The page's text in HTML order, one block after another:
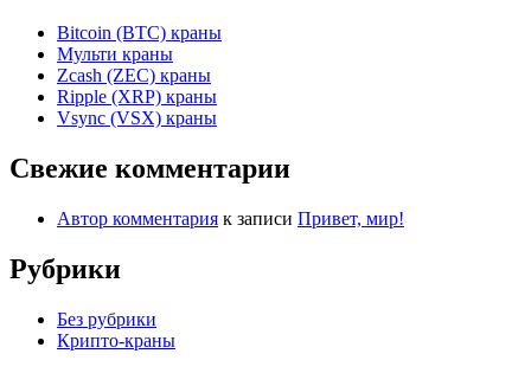
Bitcoin (BTC) краны
Мульти краны
Zcash (ZEC) краны
Ripple (XRP) краны
Vsync (VSX) краны
Свежие комментарии
Автор комментария к записи Привет, мир!
Рубрики
Без рубрики
Крипто-краны